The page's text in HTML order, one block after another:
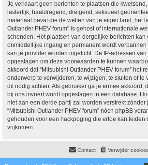
Je verklaart geen berichten te plaatsen die
lasterlijk, haatdragend, dreigend, seksueel
materiaal bevat die de wetten van je eigen land, het
Outlander PHEV forum” is gehost of internationale
schenden. Het plaatsen van dergelijke berichten kan
onmiddellijke ingang en permanent wordt verbannen
kan je provider worden ingelicht. De IP-adressen
opgeslagen om deze voorwaarden te kunnen
akkoord dat “Mitsubishi Outlander PHEV forum” het
onderwerp te verwijderen, te wijzigen, te sluiten of te
dit nodig achten. Als gebruiker ga je ermee akkoord,
bij ons invoert wordt opgeslagen in een database.
niet aan een derde partij zal worden verstrekt zónder
“Mitsubishi Outlander PHEV forum” nóch phpBB
gehouden voor een hackpoging die ertoe kan leiden
vrijkomen.
Verwijder cookies
Contact